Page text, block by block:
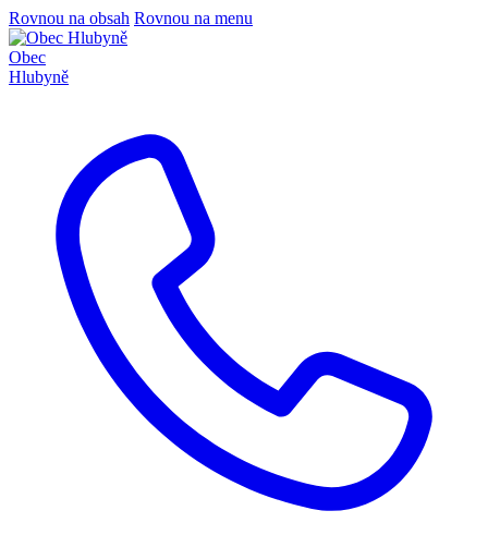
Rovnou na obsah Rovnou na menu
Obec
Hlubyně